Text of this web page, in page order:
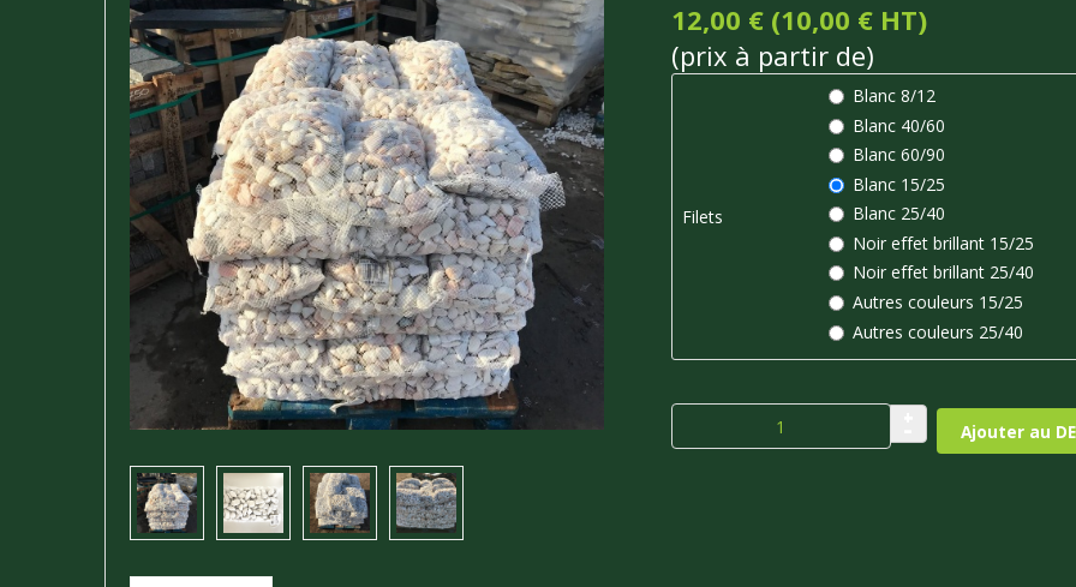
12,00 € (10,00 € HT)
(prix à partir de)
Filets
Blanc 8/12
Blanc 40/60
Blanc 60/90
Blanc 15/25
Blanc 25/40
Noir effet brillant 15/25
Noir effet brillant 25/40
Autres couleurs 15/25
Autres couleurs 25/40
Ajouter au